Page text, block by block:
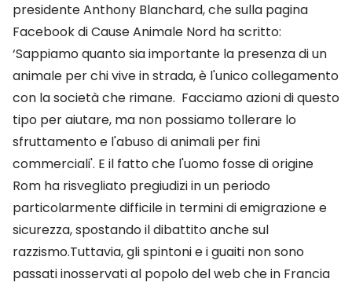
presidente Anthony Blanchard, che sulla pagina
Facebook di Cause Animale Nord ha scritto:
‘Sappiamo quanto sia importante la presenza di un
animale per chi vive in strada, è l'unico collegamento
con la società che rimane. Facciamo azioni di questo
tipo per aiutare, ma non possiamo tollerare lo
sfruttamento e l'abuso di animali per fini
commerciali'. E il fatto che l'uomo fosse di origine
Rom ha risvegliato pregiudizi in un periodo
particolarmente difficile in termini di emigrazione e
sicurezza, spostando il dibattito anche sul
razzismo.Tuttavia, gli spintoni e i guaiti non sono
passati inosservati al popolo del web che in Francia